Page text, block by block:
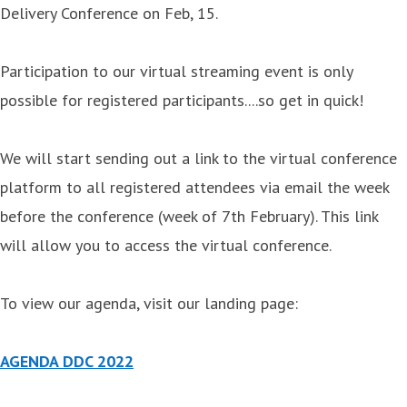
Delivery Conference on Feb, 15.
Participation to our virtual streaming event is only
possible for registered participants....so get in quick!
We will start sending out a link to the virtual conference
platform to all registered attendees via email the week
before the conference (week of 7th February). This link
will allow you to access the virtual conference.
To view our agenda, visit our landing page:
AGENDA DDC 2022